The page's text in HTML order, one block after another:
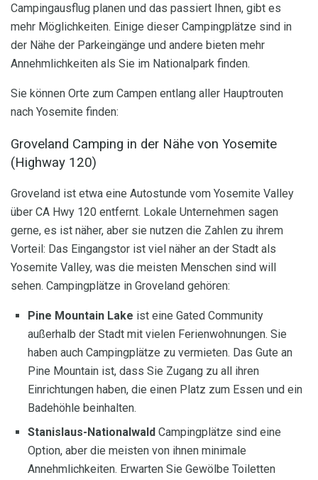
Campingausflug planen und das passiert Ihnen, gibt es
mehr Möglichkeiten. Einige dieser Campingplätze sind in
der Nähe der Parkeingänge und andere bieten mehr
Annehmlichkeiten als Sie im Nationalpark finden.
Sie können Orte zum Campen entlang aller Hauptrouten
nach Yosemite finden:
Groveland Camping in der Nähe von Yosemite
(Highway 120)
Groveland ist etwa eine Autostunde vom Yosemite Valley
über CA Hwy 120 entfernt. Lokale Unternehmen sagen
gerne, es ist näher, aber sie nutzen die Zahlen zu ihrem
Vorteil: Das Eingangstor ist viel näher an der Stadt als
Yosemite Valley, was die meisten Menschen sind will
sehen. Campingplätze in Groveland gehören:
Pine Mountain Lake ist eine Gated Community
außerhalb der Stadt mit vielen Ferienwohnungen. Sie
haben auch Campingplätze zu vermieten. Das Gute an
Pine Mountain ist, dass Sie Zugang zu all ihren
Einrichtungen haben, die einen Platz zum Essen und ein
Badehöhle beinhalten.
Stanislaus-Nationalwald Campingplätze sind eine
Option, aber die meisten von ihnen minimale
Annehmlichkeiten. Erwarten Sie Gewölbe Toiletten